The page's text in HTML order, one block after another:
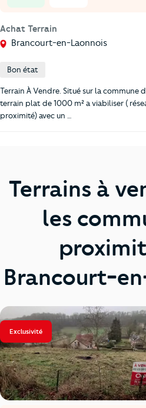
Achat Terrain
Brancourt-en-Laonnois
Bon état
Terrain À Vendre. Situé sur la commune
terrain plat de 1000 m² a viabiliser (
proximité) avec un …
Terrains à
les
Brancourt-
Exclusivité